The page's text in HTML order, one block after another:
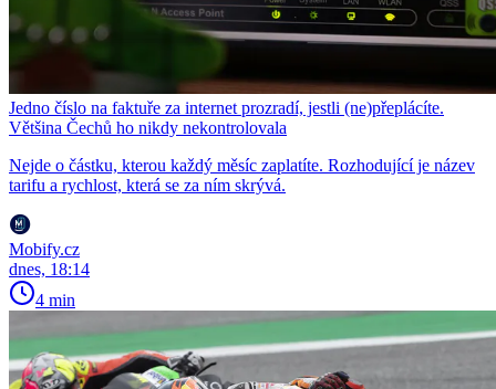
Jedno číslo na faktuře za internet prozradí, jestli (ne)přeplácíte.
Většina Čechů ho nikdy nekontrolovala
Nejde o částku, kterou každý měsíc zaplatíte. Rozhodující je název
tarifu a rychlost, která se za ním skrývá.
Mobify.cz
dnes, 18:14
4 min